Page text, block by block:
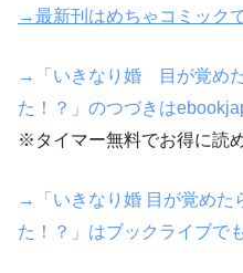
→最新刊はめちゃコミック
→「いきなり婚 目が覚め
た！？」のつづきは
※タイマー無料でお得に読
→「いきなり婚 目が覚めた
た！？」はブックライブで